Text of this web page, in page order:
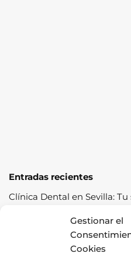
Gestionar el
Cookies
Entradas recientes
Clínica Dental en Sevilla:
Cómo pasar la ITV a la
consejos prácticos
Los cereales sostenibles